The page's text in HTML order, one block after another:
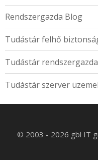
Rendszergazda Blog
Tudástár felhő
Tudástár
Tudástár szerver
© 2003 - 2026 gbl IT